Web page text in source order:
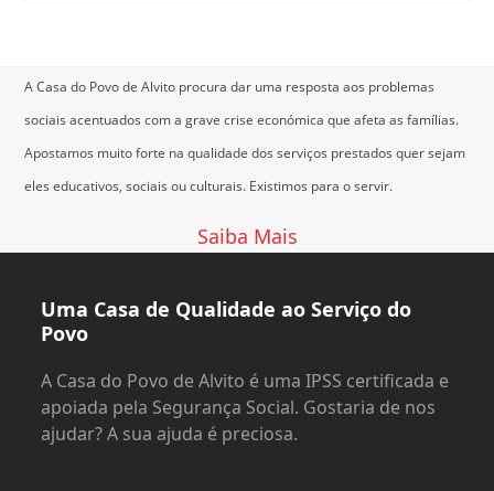
A Casa do Povo de Alvito procura dar uma resposta aos problemas
sociais acentuados com a grave crise económica que afeta as famílias.
Apostamos muito forte na qualidade dos serviços prestados quer sejam
eles educativos, sociais ou culturais. Existimos para o servir.
Saiba Mais
Uma Casa de Qualidade ao Serviço do
Povo
A Casa do Povo de Alvito é uma IPSS certificada e
apoiada pela Segurança Social. Gostaria de nos
ajudar? A sua ajuda é preciosa.